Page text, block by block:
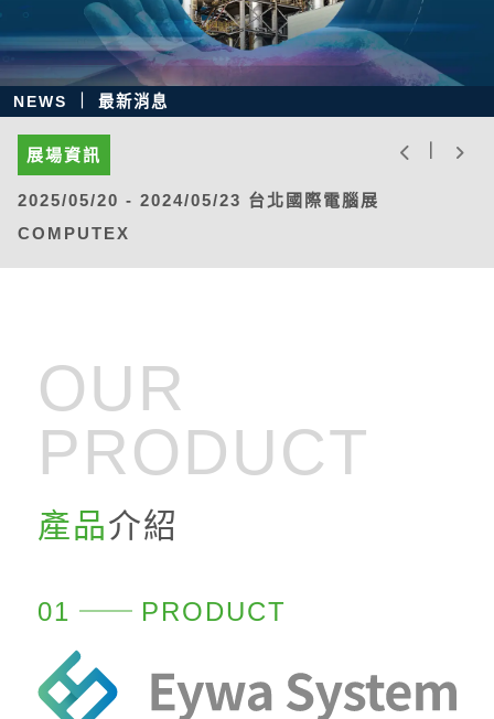
NEWS ｜ 最新消息
20 - 2024/05/23 台北國際電腦展
2024/08/21 - 2024/
Previous
OUR
PRODUCT
產品介紹
01 PRODUCT